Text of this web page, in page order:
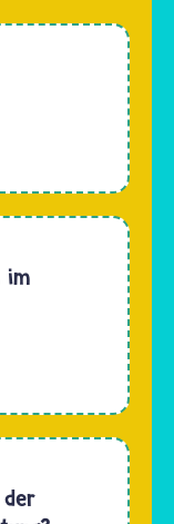
im
der